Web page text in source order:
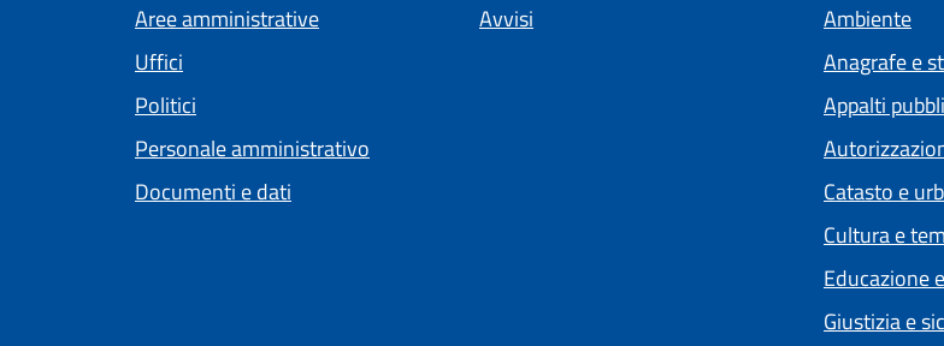
Aree amministrative
Uffici
Politici
Personale amministrativo
Documenti e dati
Avvisi
Ambiente
Anagrafe e
Appalti
Catasto e
Cultura e
Educazione
Giustizia e